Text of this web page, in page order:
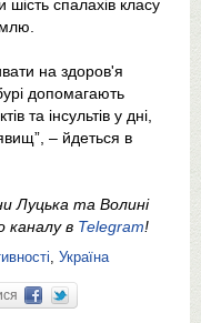
спалахів класу
на здоров'я
допомагають
та інсультів у дні,
– йдеться в
Луцька та Волині
каналу в Telegram!
Україна